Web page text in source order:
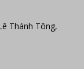
Thánh Tông,